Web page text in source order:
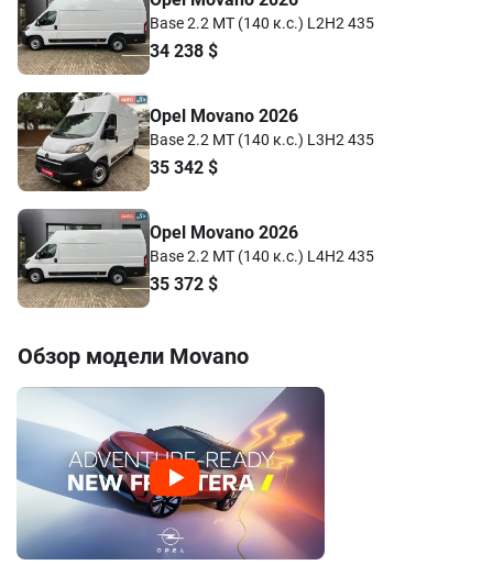
Base 2.2 MT (140 к.с.) L2H2 435
34 238 $
Opel Movano 2026
Base 2.2 MT (140 к.с.) L3H2 435
35 342 $
Opel Movano 2026
Base 2.2 MT (140 к.с.) L4H2 435
35 372 $
Обзор модели Movano